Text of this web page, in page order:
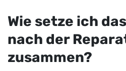
Wie setze ich
nach der
zusammen?